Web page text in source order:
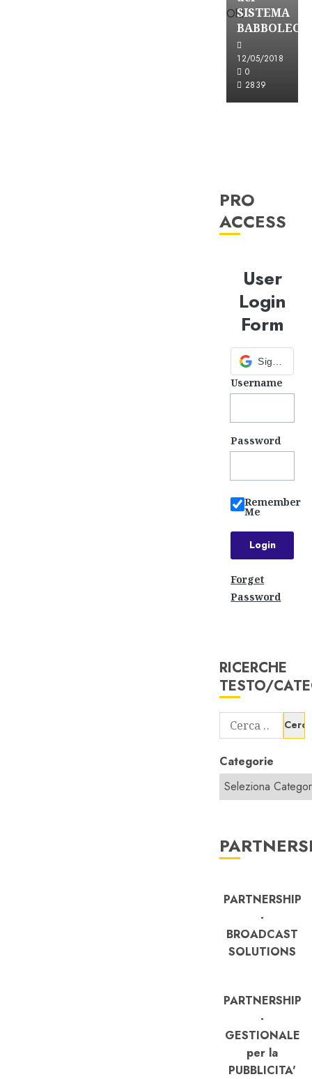
SISTEMA
BABBOLEO
12/05/2018
0
2839
PRO
ACCESS
User
Login
Form
Username
Password
Remember
Me
Forget
Password
RICERCHE
TESTO/
Ricerca
per:
Categorie
PARTNERSHIP
-
BROADCAST
SOLUTIONS
PARTNERSHIP
-
GESTIONALE
per la
PUBBLICITA'